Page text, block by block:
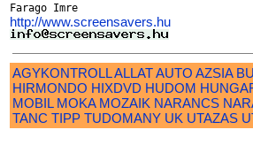
http://www.screensavers.hu
AGYKONTROLLALLATAUTO AZSIA
HIRMONDO HIXDVD HUDOM
MOBIL MOKA MOZAIK NARANCS
TANC TIPP TUDOMANY UK UTAZAS